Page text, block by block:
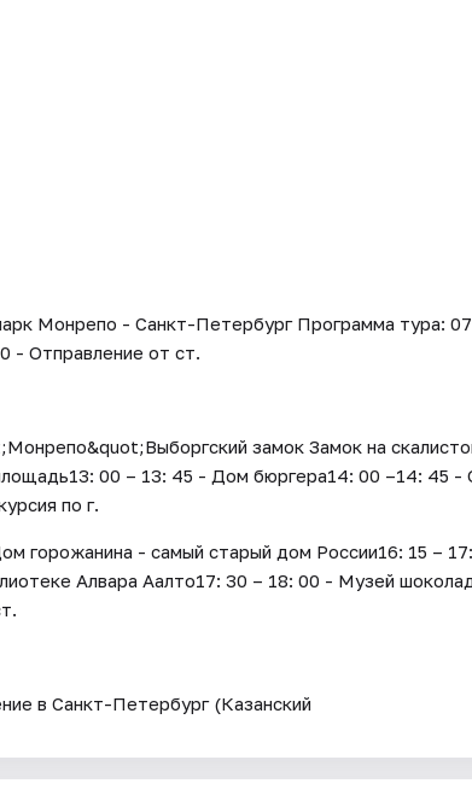
Монрепо - Санкт-Петербург Программа тура:
- Отправление от ст.
замок Замок на
00 – 13: 45 - Дом бюргера14: 00 –14: 45 -
по г.
горожанина - самый старый дом России16: 15 –
Алвара Аалто17: 30 – 18: 00 - Музей
в Санкт-Петербург (Казанский